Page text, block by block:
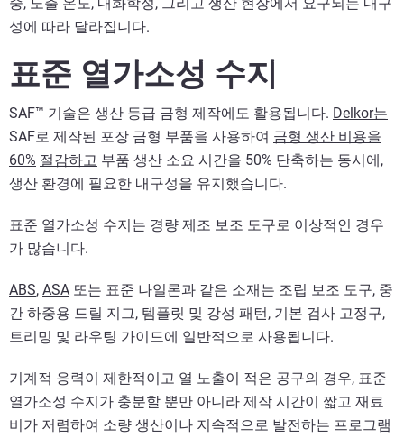
성에 따라 달라집니다.
표준 열가소성 수지
SAF™ 기술은 생산 등급 금형 제작에도 활용됩니다. Delkor는
SAF로 제작된 포장 금형 부품을 사용하여 금형 생산 비용을
60% 절감하고 부품 생산 소요 시간을 50% 단축하는 동시에,
생산 환경에 필요한 내구성을 유지했습니다.
표준 열가소성 수지는 경량 제조 보조 도구로 이상적인 경우
가 많습니다.
ABS, ASA 또는 표준 나일론과 같은 소재는 조립 보조 도구, 중
간 하중용 드릴 지그, 템플릿 및 강성 패턴, 기본 검사 고정구,
트리밍 및 라우팅 가이드에 일반적으로 사용됩니다.
기계적 응력이 제한적이고 열 노출이 적은 공구의 경우, 표준
열가소성 수지가 충분할 뿐만 아니라 제작 시간이 짧고 재료
비가 저렴하여 소량 생산이나 지속적으로 발전하는 프로그램